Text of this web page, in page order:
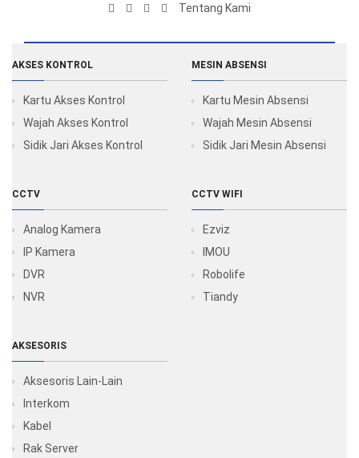
Tentang Kami
AKSES KONTROL
Kartu Akses Kontrol
Wajah Akses Kontrol
Sidik Jari Akses Kontrol
MESIN ABSENSI
Kartu Mesin Absensi
Wajah Mesin Absensi
Sidik Jari Mesin Absensi
CCTV
Analog Kamera
IP Kamera
DVR
NVR
CCTV WIFI
Ezviz
IMOU
Robolife
Tiandy
AKSESORIS
Aksesoris Lain-Lain
Interkom
Kabel
Rak Server